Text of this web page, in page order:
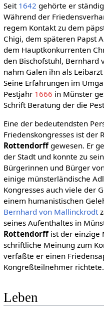
Seit 1642 gehörte er
Während der
regem Kontakt zu dem
Chigi, dem späteren Papst
dem Hauptkonkurrenten
den Bischofstuhl, Bernhard
nahm Galen ihn als
Seine Erfahrungen im
Pestjahr 1666 in Münster
Schrift Beratung der die
Eine der bedeutendsten
Friedenskongresses ist der
Rottendorffgewesen. Er
der Stadt und konnte zu
Bürgerinnen und Bürger
einige münsterländische
Kongresses auch viele der
einem humanistischen
Bernhard von Mallinckrodt
seines Aufenthaltes in
Rottendorffist der einzige
schriftliche Meinung zum
verfaßte er einen
Kongreßteilnehmer richtete.
Leben